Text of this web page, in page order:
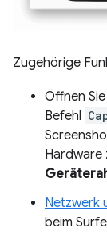
Zugehörige
Öffnen
Befehl
Hardware
Netzwerk
beim